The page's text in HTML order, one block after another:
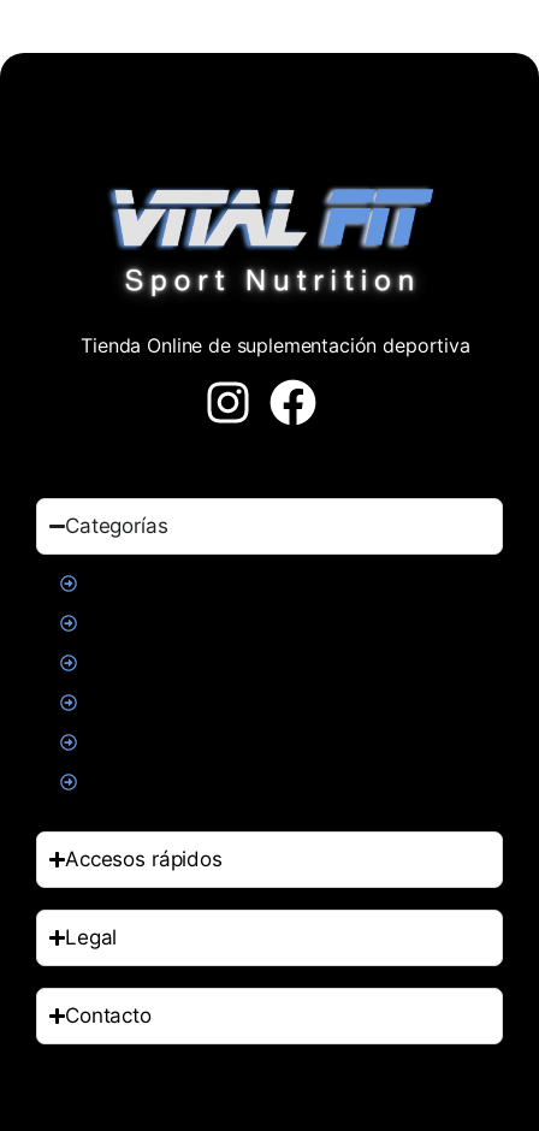
Tienda Online de suplementación deportiva
Categorías
Accesos rápidos
Legal
Contacto